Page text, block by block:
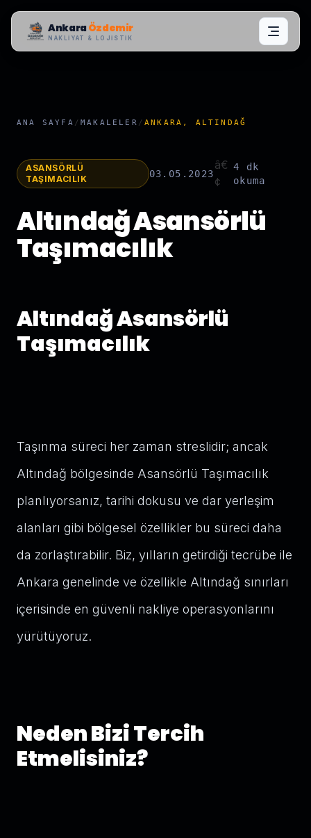
AnkaraÖzdemir
NAKLIYAT & LOJISTIK
ANA SAYFA /MAKALELER /ANKARA, ALTINDAĞ
ASANSÖRLÜ
TAŞIMACILIK
03.05.2023
â€
¢
4 dk
okuma
Altındağ Asansörlü
Taşımacılık
Altındağ Asansörlü
Taşımacılık
Taşınma süreci her zaman streslidir; ancak
Altındağ bölgesinde Asansörlü Taşımacılık
planlıyorsanız, tarihi dokusu ve dar yerleşim
alanları gibi bölgesel özellikler bu süreci daha
da zorlaştırabilir. Biz, yılların getirdiği tecrübe ile
Ankara genelinde ve özellikle Altındağ sınırları
içerisinde en güvenli nakliye operasyonlarını
yürütüyoruz.
Neden Bizi Tercih
Etmelisiniz?